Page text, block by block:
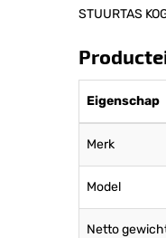
STUURTAS
Eigenschap
Merk
Model
Netto